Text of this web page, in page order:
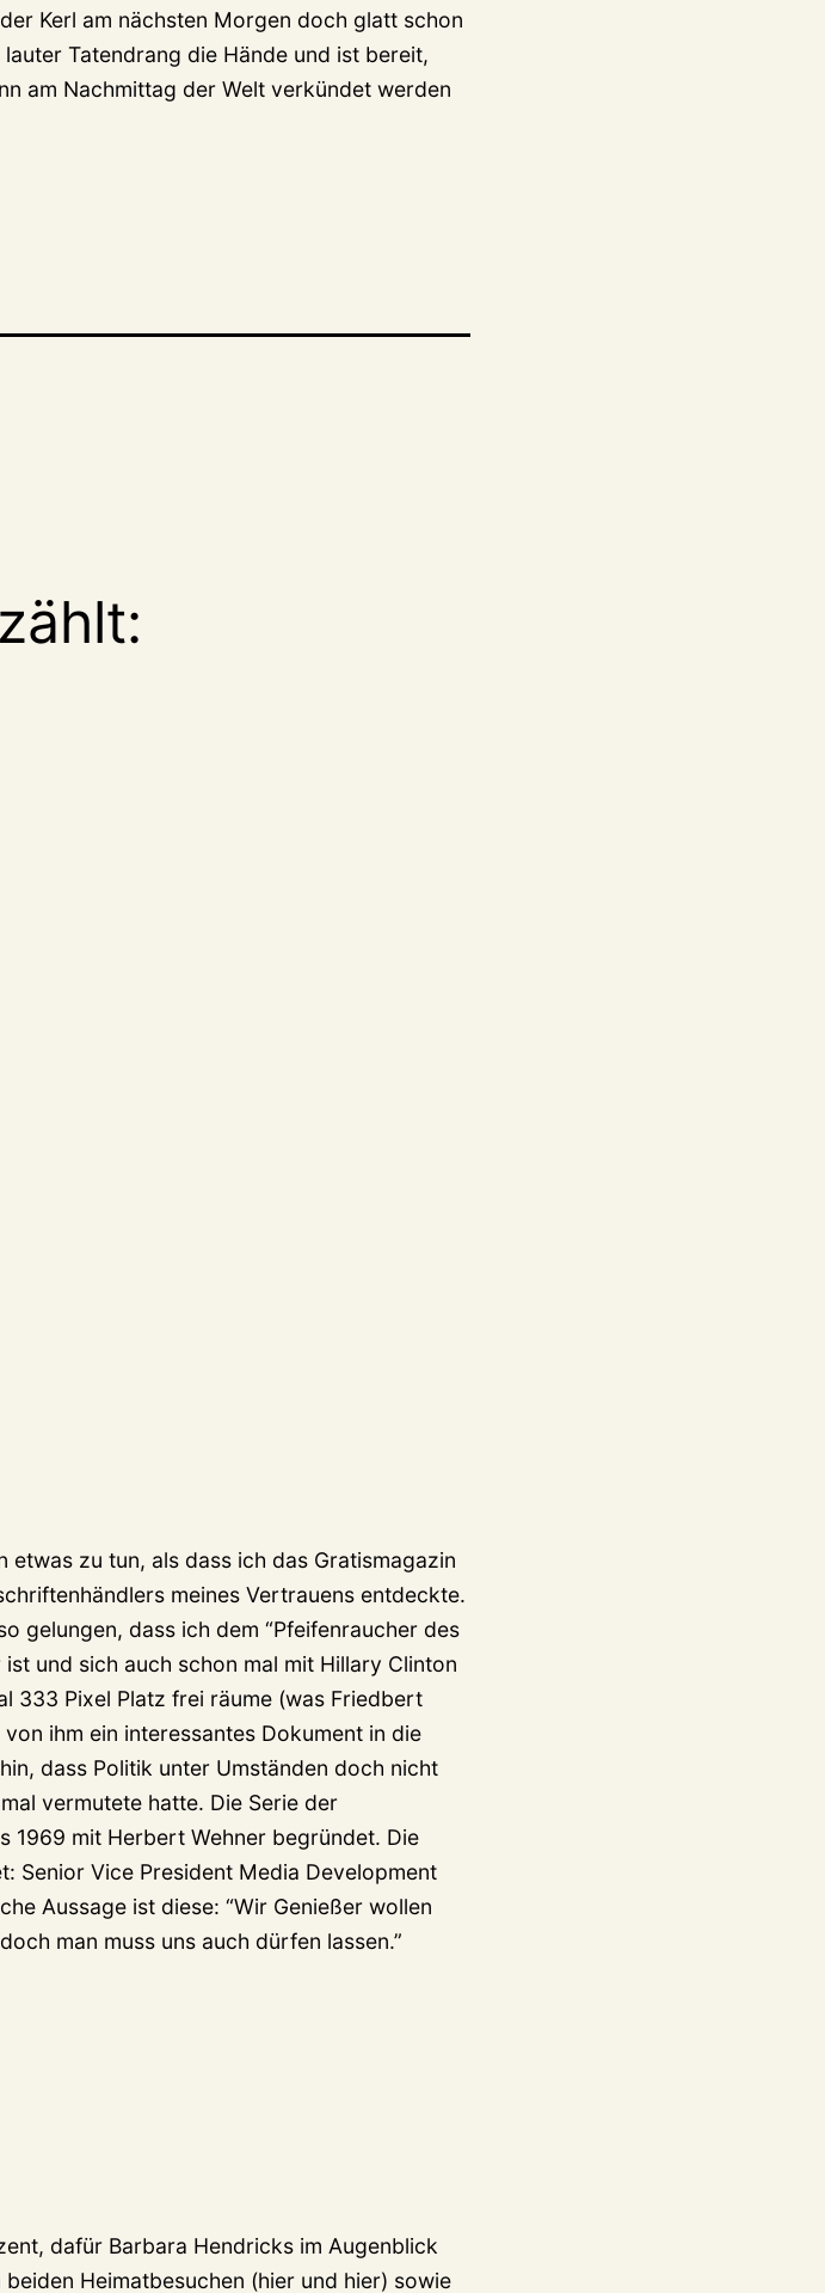
Kerl am nächsten Morgen doch glatt schon
Tatendrang die Hände und ist bereit,
am Nachmittag der Welt verkündet werden
zu tun, als dass ich das Gratismagazin
meines Vertrauens entdeckte.
gelungen, dass ich dem “Pfeifenraucher des
und sich auch schon mal mit Hillary Clinton
333 Pixel Platz frei räume (was Friedbert
ihm ein interessantes Dokument in die
dass Politik unter Umständen doch nicht
vermutete hatte. Die Serie der
1969 mit Herbert Wehner begründet. Die
Senior Vice President Media Development
Aussage ist diese: “Wir Genießer wollen
man muss uns auch dürfen lassen.”
dafür Barbara Hendricks im Augenblick
Heimatbesuchen (hier und hier) sowie